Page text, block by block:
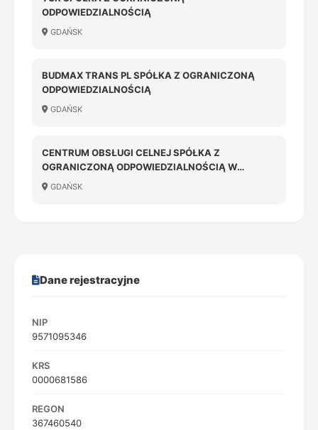
ODPOWIEDZIALNOŚCIĄ
GDAŃSK
BUDMAX TRANS PL SPÓŁKA Z OGRANICZONĄ
ODPOWIEDZIALNOŚCIĄ
GDAŃSK
CENTRUM OBSŁUGI CELNEJ SPÓŁKA Z
OGRANICZONĄ ODPOWIEDZIALNOŚCIĄ W
LIKWIDACJI
GDAŃSK
Dane rejestracyjne
NIP
9571095346
KRS
0000681586
REGON
367460540